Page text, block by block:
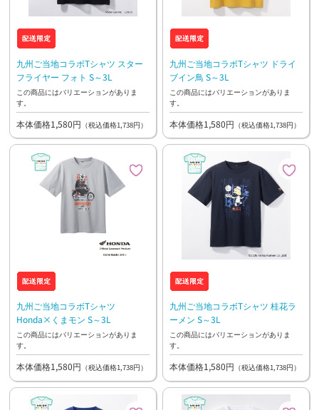
九州ご当地コラボTシャツ スター
フライヤー フォト S～3L
この商品にはバリエーションがありま
す。
本体価格1,580円 （税込価格1,738円）
九州ご当地コラボTシャツ ドライ
ブイン鳥 S～3L
この商品にはバリエーションがありま
す。
本体価格1,580円 （税込価格1,738円）
九州ご当地コラボTシャツ
Honda×くまモン S～3L
この商品にはバリエーションがありま
す。
本体価格1,580円 （税込価格1,738円）
九州ご当地コラボTシャツ 桂花ラ
ーメン S～3L
この商品にはバリエーションがありま
す。
本体価格1,580円 （税込価格1,738円）